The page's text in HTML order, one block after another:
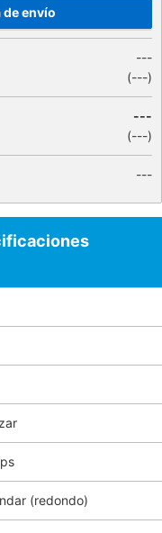
de envío
---
(---)
---
(---)
---
(redondo)